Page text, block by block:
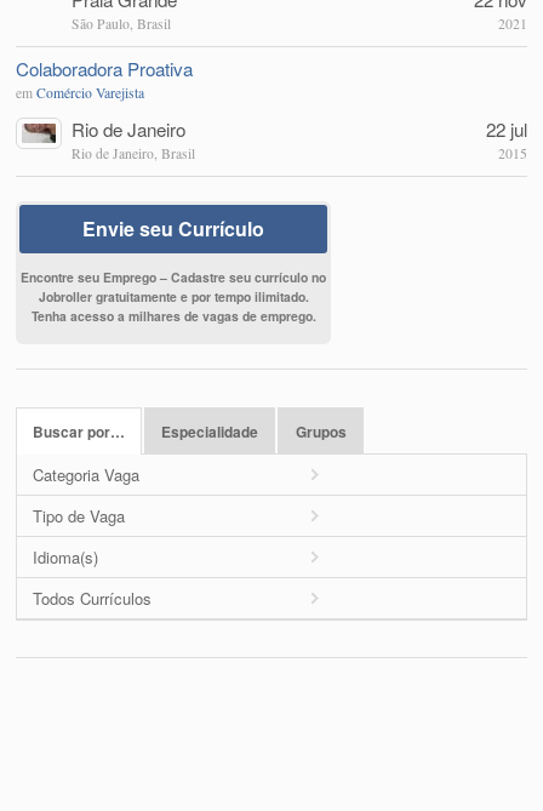
São Paulo, Brasil 2021
Colaboradora Proativa
emComércio Varejista
Rio de Janeiro
Rio de Janeiro, Brasil
22 jul
2015
Envie seu Currículo
Encontre seu Emprego – Cadastre seu currículo no
Jobroller gratuitamente e por tempo ilimitado.
Tenha acesso a milhares de vagas de emprego.
Buscar por… Especialidade Grupos
Categoria Vaga
Tipo de Vaga
Idioma(s)
Todos Currículos